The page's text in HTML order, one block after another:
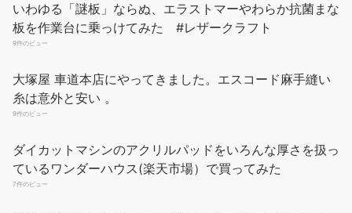
磨き 革磨き 専用 工具 檀木 製 仕上げ 革手芸 革細工 革工芸道具
（ブラウン）
いわゆる「謎板」ならぬ、エラストマーやわらか抗菌まな
板を作業台に乗っけてみた #レザークラフト
9件のビュー
大塚屋 車道本店にやってきました。エスコード麻手縫い
糸は意外と安い 。
9件のビュー
ダイカットマシンのアクリルパッドをいろんな厚さを扱っ
ているワンダーハウス(楽天市場）で買ってみた
7件のビュー